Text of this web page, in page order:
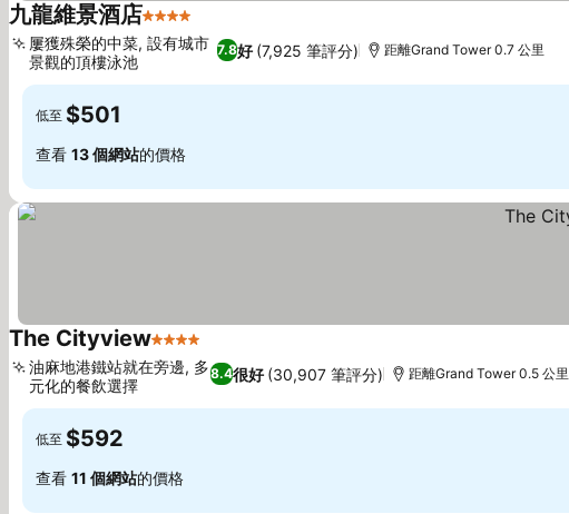
九龍維景酒店4 星級
7.8好 (7,925 筆評分)
屢獲殊榮的中菜, 設有城市
景觀的頂樓泳池
距離Grand Tower 0.7 公里
低至 $501
查看 13 個網站的價格
The Cityview4 星級
8.4很好 (30,907 筆評分)
油麻地港鐵站就在旁邊, 多
元化的餐飲選擇
距離Grand Tower 0.5 公里
低至 $592
查看 11 個網站的價格